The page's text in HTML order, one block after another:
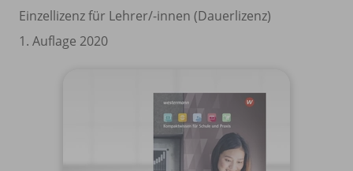
Einzellizenz für Lehrer/-innen (Dauerlizenz)
1. Auflage 2020